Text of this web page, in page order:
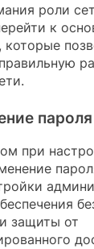
роли
к
которые
при
защиты от